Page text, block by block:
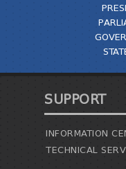
SUPPORT
INFORMATION
TECHNICAL